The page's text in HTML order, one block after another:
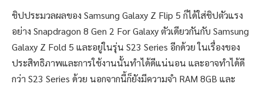
ชิปประมวลผลของ Samsung Galaxy Z Flip 5 ก็ได้ใส่ชิปตัวแรง
อย่าง Snapdragon 8 Gen 2 For Galaxy ตัวเดียวกันกับ Samsung
Galaxy Z Fold 5 และอยู่ในรุ่น S23 Series อีกด้วย ในเรื่องของ
ประสิทธิภาพและการใช้งานนั้นทำได้ดีแน่นอน และอาจทำได้ดี
กว่า S23 Series ด้วย นอกจากนี้ก็ยังมีความจำ RAM 8GB และ